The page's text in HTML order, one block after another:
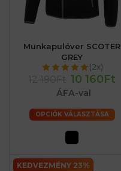
Munkapulóver SCOTER
GREY
(2x)
10 160Ft
ÁFA-val
OPCIÓK VÁLASZTÁSA
KEDVEZMÉNY 23%